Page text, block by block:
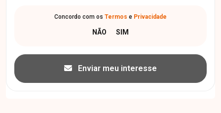
Concordo com os Termos e Privacidade
Enviar meu interesse